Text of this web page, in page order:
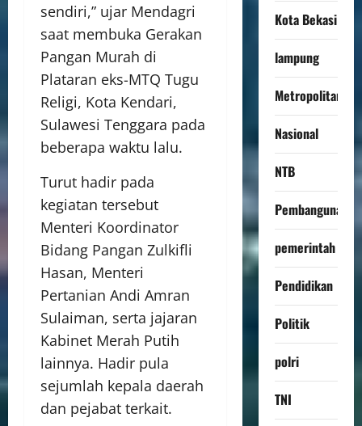
sendiri,” ujar Mendagri
saat membuka Gerakan
Pangan Murah di
Plataran eks-MTQ Tugu
Religi, Kota Kendari,
Sulawesi Tenggara pada
beberapa waktu lalu.
Turut hadir pada
kegiatan tersebut
Menteri Koordinator
Bidang Pangan Zulkifli
Hasan, Menteri
Pertanian Andi Amran
Sulaiman, serta jajaran
Kabinet Merah Putih
lainnya. Hadir pula
sejumlah kepala daerah
dan pejabat terkait.
Kota Bekasi
lampung
Metropolitan
Nasional
NTB
Pembangunan
pemerintah
Pendidikan
Politik
polri
TNI